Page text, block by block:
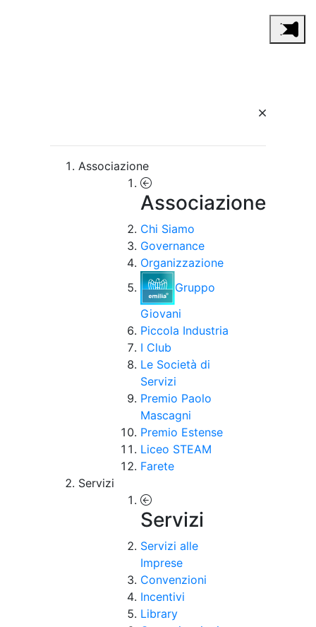
Associazione
Associazione
Chi Siamo
Governance
Organizzazione
Gruppo
Giovani
Piccola Industria
I Club
Le Società di
Servizi
Premio Paolo
Mascagni
Premio Estense
Liceo STEAM
Farete
Servizi
Servizi
Servizi alle
Imprese
Convenzioni
Incentivi
Library